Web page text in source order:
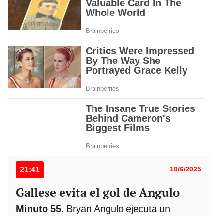
21:41 10/6/2025
Gallese evita el gol de Angulo
Minuto 55. Bryan Angulo ejecuta un